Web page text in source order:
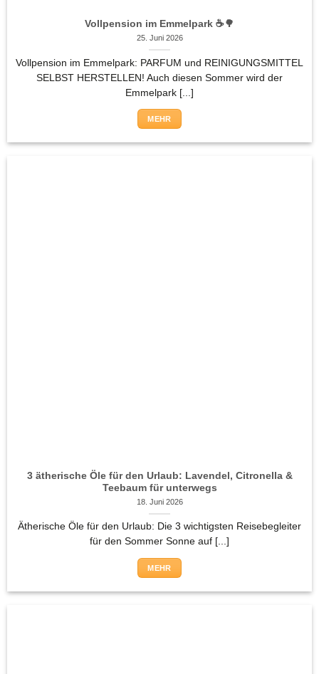
Vollpension im Emmelpark ☕🌳
25. Juni 2026
Vollpension im Emmelpark: PARFUM und REINIGUNGSMITTEL
SELBST HERSTELLEN! Auch diesen Sommer wird der
Emmelpark [...]
MEHR
3 ätherische Öle für den Urlaub: Lavendel, Citronella &
Teebaum für unterwegs
18. Juni 2026
Ätherische Öle für den Urlaub: Die 3 wichtigsten Reisebegleiter
für den Sommer Sonne auf [...]
MEHR